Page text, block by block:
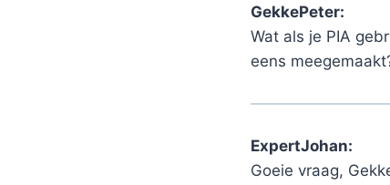
GekkePeter:
Wat als je PIA
eens
ExpertJohan:
Goeie vraag,